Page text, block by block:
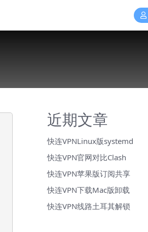
近期文章
快连VPNLinux版systemd
快连VPN官网对比Clash
快连VPN苹果版订阅共享
快连VPN下载Mac版卸载
快连VPN线路土耳其解锁